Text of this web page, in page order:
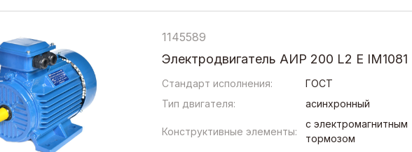
1145589
Электродвигатель АИР 200 L2 Е IM1081
Стандарт исполнения:
ГОСТ
Тип двигателя:
асинхронный
Конструктивные элементы:
с электромагнитным
тормозом